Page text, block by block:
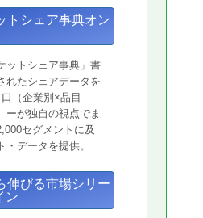
トシェア事典オン
ットシェア事典」書
れたシェアデータを
（企業別×品目
ーが独自の視点でま
セグメントに及
・データを提供。
伸びる市場シリー
ン